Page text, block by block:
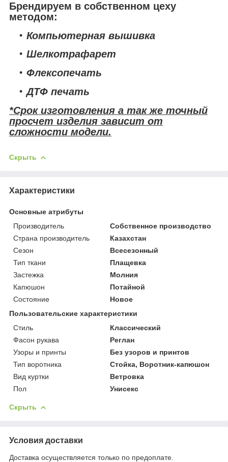
Брендируем в собственном цеху
методом:
Компьютерная вышивка
Шелкотрафарет
Флексопечать
ДТФ печать
*Срок изготовления а так же точный
просчет изделия зависит от
сложности модели.
Скрыть
Характеристики
Основные атрибуты
Производитель
Собственное производство
Страна производитель
Казахстан
Сезон
Всесезонный
Тип ткани
Плащевка
Застежка
Молния
Капюшон
Потайной
Состояние
Новое
Пользовательские характеристики
Стиль
Классический
Фасон рукава
Реглан
Узоры и принты
Без узоров и принтов
Тип воротника
Стойка, Воротник-капюшон
Вид куртки
Ветровка
Пол
Унисекс
Скрыть
Условия доставки
Доставка осуществляется только по предоплате.